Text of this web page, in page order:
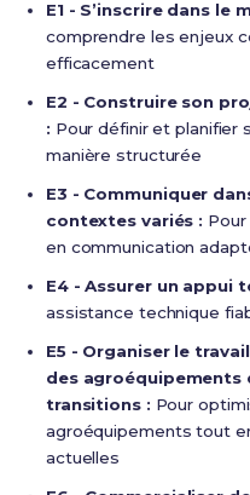
E1 - S’inscrire dans le
comprendre les enjeux
efficacement
E2 - Construire son
: Pour définir et planifier
manière structurée
E3 - Communiquer
contextes variés :
en communication
E4 - Assurer un appui
assistance technique
E5 - Organiser le
des agroéquipements
transitions : Pour
agroéquipements tout
actuelles